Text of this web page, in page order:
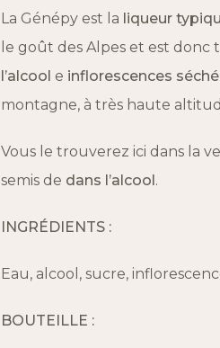
La Génépy est la liqueur
le goût des Alpes et est donc
l’alcool e inflorescences
montagne, à très haute
Vous le trouverez ici dans la
semis de dans l’alcool .
INGRÉDIENTS :
Eau, alcool, sucre,
BOUTEILLE :